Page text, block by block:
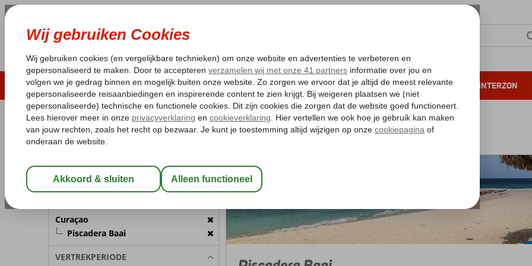
LAST MINUTE ZOMER 2026 ZONVAKANTIE VERRE REIZEN ALL INCLUSIVE WINTERZON
Pakketgarantie Laagsteprijsgarantie* Gratis annuleren*
REISGEZELSCHAP
Wijzig Reisgezelschap
Curaçao
Piscadera Baai
VERTREKPERIODE